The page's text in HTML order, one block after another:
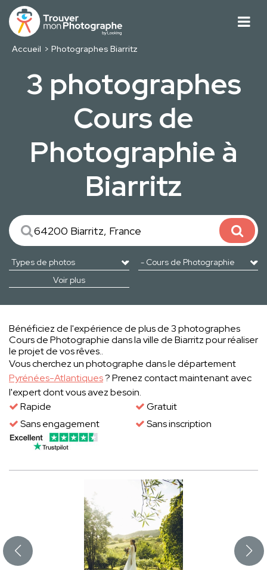
Accueil Photographes Biarritz
3 photographes
Cours de
Photographie à
Biarritz
Voir plus
Bénéficiez de l'expérience de plus de 3 photographes
Cours de Photographie dans la ville de Biarritz pour réaliser
le projet de vos rêves..
Vous cherchez un photographe dans le département
Pyrénées-Atlantiques? Prenez contact maintenant avec
l'expert dont vous avez besoin.
Rapide
Gratuit
Sans engagement
Sans inscription